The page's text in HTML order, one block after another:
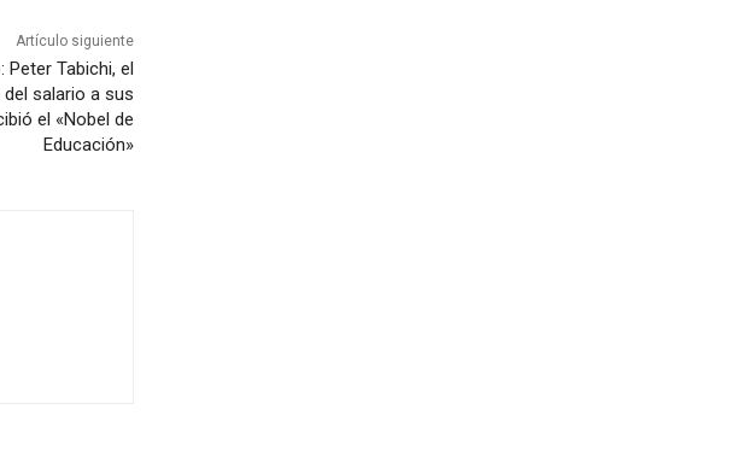
Artículo siguiente
Tabichi, el
salario a sus
el «Nobel de
Educación»